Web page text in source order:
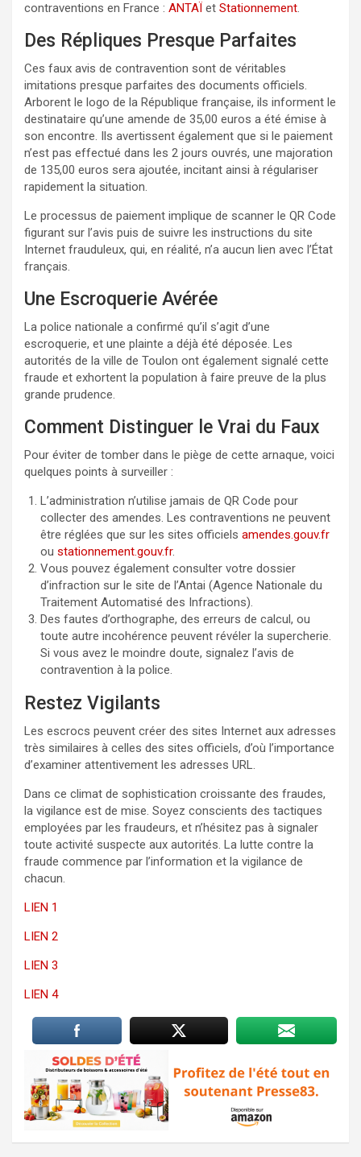
contraventions en France : ANTAÏ et Stationnement.
Des Répliques Presque Parfaites
Ces faux avis de contravention sont de véritables
imitations presque parfaites des documents officiels.
Arborent le logo de la République française, ils informent le
destinataire qu’une amende de 35,00 euros a été émise à
son encontre. Ils avertissent également que si le paiement
n’est pas effectué dans les 2 jours ouvrés, une majoration
de 135,00 euros sera ajoutée, incitant ainsi à régulariser
rapidement la situation.
Le processus de paiement implique de scanner le QR Code
figurant sur l’avis puis de suivre les instructions du site
Internet frauduleux, qui, en réalité, n’a aucun lien avec l’État
français.
Une Escroquerie Avérée
La police nationale a confirmé qu’il s’agit d’une
escroquerie, et une plainte a déjà été déposée. Les
autorités de la ville de Toulon ont également signalé cette
fraude et exhortent la population à faire preuve de la plus
grande prudence.
Comment Distinguer le Vrai du Faux
Pour éviter de tomber dans le piège de cette arnaque, voici
quelques points à surveiller :
L’administration n’utilise jamais de QR Code pour
collecter des amendes. Les contraventions ne peuvent
être réglées que sur les sites officiels amendes.gouv.fr
ou stationnement.gouv.fr.
Vous pouvez également consulter votre dossier
d’infraction sur le site de l’Antai (Agence Nationale du
Traitement Automatisé des Infractions).
Des fautes d’orthographe, des erreurs de calcul, ou
toute autre incohérence peuvent révéler la supercherie.
Si vous avez le moindre doute, signalez l’avis de
contravention à la police.
Restez Vigilants
Les escrocs peuvent créer des sites Internet aux adresses
très similaires à celles des sites officiels, d’où l’importance
d’examiner attentivement les adresses URL.
Dans ce climat de sophistication croissante des fraudes,
la vigilance est de mise. Soyez conscients des tactiques
employées par les fraudeurs, et n’hésitez pas à signaler
toute activité suspecte aux autorités. La lutte contre la
fraude commence par l’information et la vigilance de
chacun.
LIEN 1
LIEN 2
LIEN 3
LIEN 4